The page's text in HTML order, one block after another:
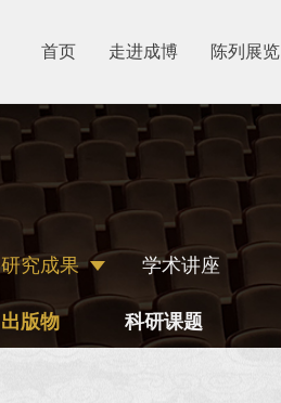
首页 走进成博 陈列展览
研究成果 学术讲座
出版物 科研课题